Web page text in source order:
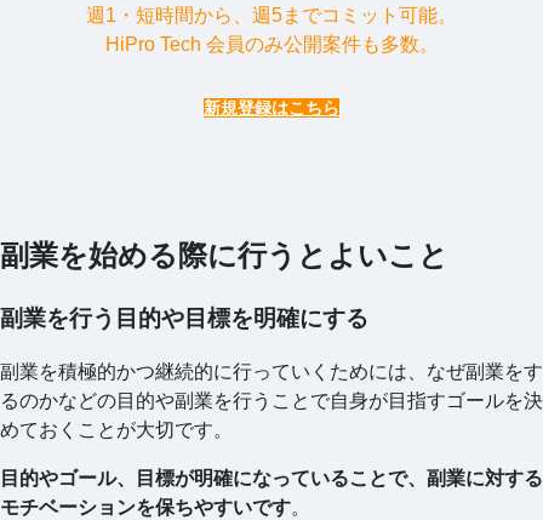
週1・短時間から、週5までコミット可能。
HiPro Tech 会員のみ公開案件も多数。
新規登録はこちら
副業を始める際に行うとよいこと
副業を行う目的や目標を明確にする
副業を積極的かつ継続的に行っていくためには、なぜ副業をす
るのかなどの目的や副業を行うことで自身が目指すゴールを決
めておくことが大切です。
目的やゴール、目標が明確になっていることで、副業に対する
モチベーションを保ちやすいです。